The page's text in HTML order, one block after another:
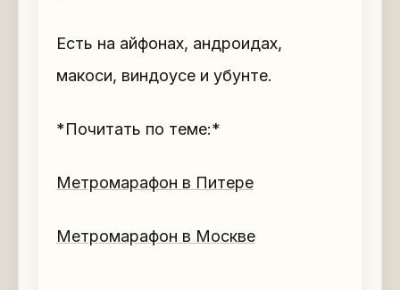
Есть на айфонах, андроидах,
макоси, виндоусе и убунте.
*Почитать по теме:*
Метромарафон в Питере
Метромарафон в Москве